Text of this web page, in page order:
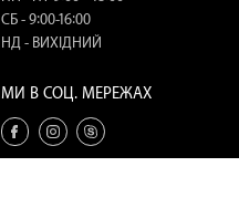
СБ - 9:00-16:00
НД - ВИХІДНИЙ
МИ В СОЦ. МЕРЕЖАХ